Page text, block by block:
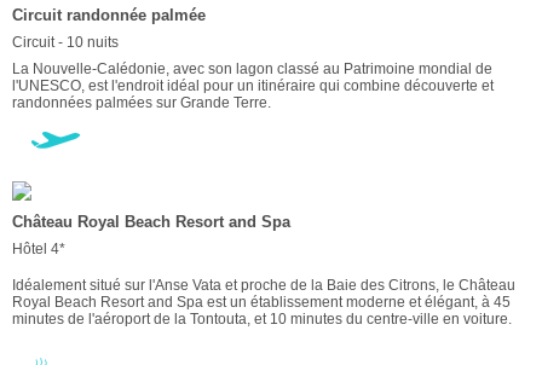
Circuit randonnée palmée
Circuit - 10 nuits
La Nouvelle-Calédonie, avec son lagon classé au Patrimoine mondial de
l'UNESCO, est l'endroit idéal pour un itinéraire qui combine découverte et
randonnées palmées sur Grande Terre.
Château Royal Beach Resort and Spa
Hôtel 4*
Idéalement situé sur l'Anse Vata et proche de la Baie des Citrons, le Château
Royal Beach Resort and Spa est un établissement moderne et élégant, à 45
minutes de l'aéroport de la Tontouta, et 10 minutes du centre-ville en voiture.